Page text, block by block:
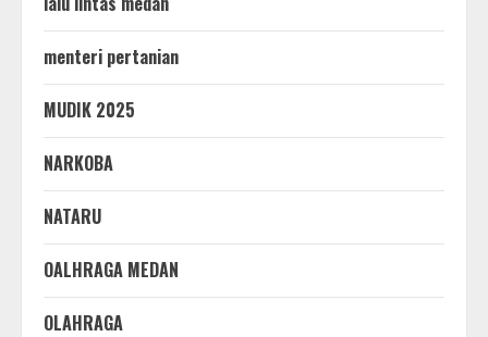
menteri pertanian
MUDIK 2025
NARKOBA
NATARU
OALHRAGA MEDAN
OLAHRAGA